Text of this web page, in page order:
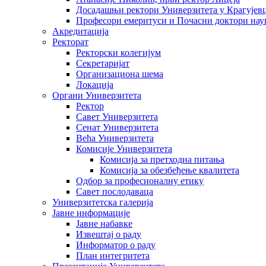
Досадашњи ректори Универзитета у
Професори емеритуси и Почасни доктори
Акредитација
Ректорат
Ректорски колегијум
Секретаријат
Организациона шема
Локација
Органи Универзитета
Ректор
Савет Универзитета
Сенат Универзитета
Већа Универзитета
Комисије Универзитета
Комисија за претходна питања
Комисија за обезбеђење квалитета
Одбор за професионалну етику
Савет послодаваца
Универзитетска галерија
Јавне информације
Јавне набавке
Извештај о раду
Информатор о раду
План интегритета